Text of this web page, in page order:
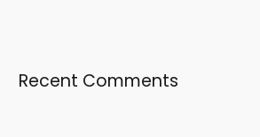
Recent Comments